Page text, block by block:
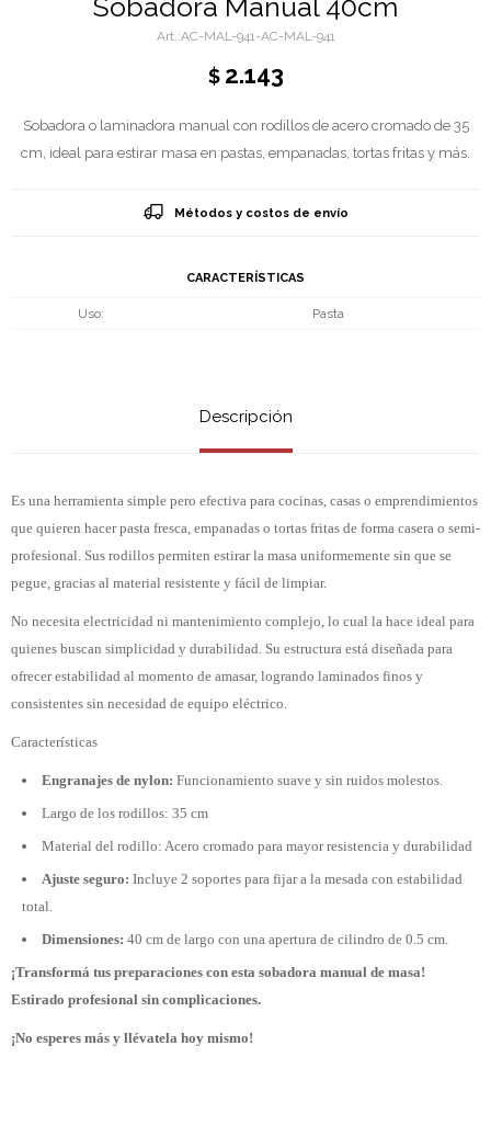
Sobadora Manual 40cm
AC-MAL-941-AC-MAL-941
$ 2.143
Sobadora o laminadora manual con rodillos de acero cromado de 35
cm, ideal para estirar masa en pastas, empanadas, tortas fritas y más.
Métodos y costos de envío
CARACTERÍSTICAS
Uso Pasta
Descripción
Es una herramienta simple pero efectiva para cocinas, casas o emprendimientos
que quieren hacer pasta fresca, empanadas o tortas fritas de forma casera o semi-
profesional. Sus rodillos permiten estirar la masa uniformemente sin que se
pegue, gracias al material resistente y fácil de limpiar.
No necesita electricidad ni mantenimiento complejo, lo cual la hace ideal para
quienes buscan simplicidad y durabilidad. Su estructura está diseñada para
ofrecer estabilidad al momento de amasar, logrando laminados finos y
consistentes sin necesidad de equipo eléctrico.
Características
Engranajes de nylon: Funcionamiento suave y sin ruidos molestos.
Largo de los rodillos: 35 cm
Material del rodillo: Acero cromado para mayor resistencia y durabilidad
Ajuste seguro: Incluye 2 soportes para fijar a la mesada con estabilidad
total.
Dimensiones: 40 cm de largo con una apertura de cilindro de 0.5 cm.
¡Transformá tus preparaciones con esta sobadora manual de masa!
Estirado profesional sin complicaciones.
¡No esperes más y llévatela hoy mismo!